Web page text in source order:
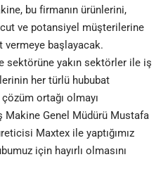
bu firmanın ürünlerini,
ve potansiyel müşterilerine
vermeye başlayacak.
sektörüne yakın sektörler ile iş
her türlü hububat
ortağı olmayı
Genel Müdürü Mustafa
Maxtex ile yaptığımız
için hayırlı olmasını